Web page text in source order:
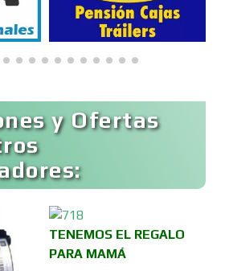
y Ofertas
TENEMOS EL REGALO
PARA MAMÁ